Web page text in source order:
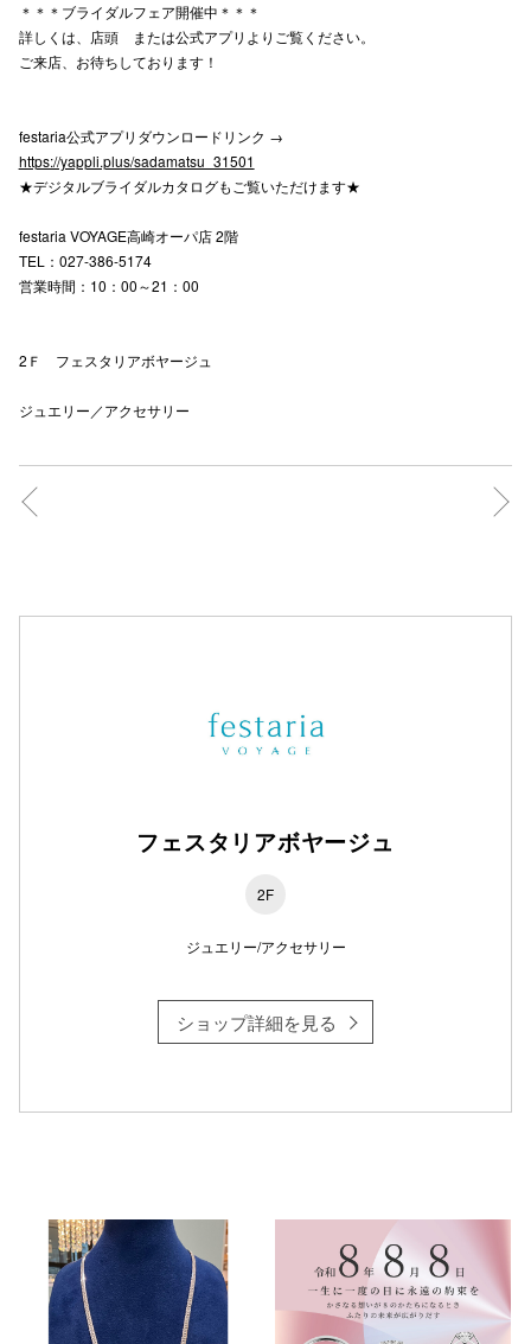
＊＊＊ブライダルフェア開催中＊＊＊
詳しくは、店頭 または公式アプリよりご覧ください。
ご来店、お待ちしております！
festaria公式アプリダウンロードリンク →
https://yappli.plus/sadamatsu_31501
★デジタルブライダルカタログもご覧いただけます★
festaria VOYAGE高崎オーパ店 2階
TEL：027-386-5174
営業時間：10：00～21：00
2Ｆ フェスタリアボヤージュ
ジュエリー／アクセサリー
フェスタリアボヤージュ
2F
ジュエリー/アクセサリー
ショップ詳細を見る